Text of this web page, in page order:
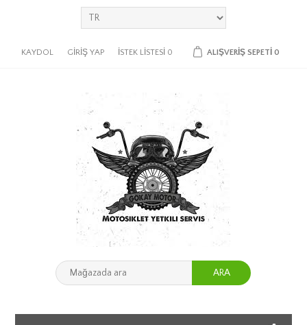
KAYDOL GIRIŞ YAP İSTEK LISTESI 0 ALIŞVERIŞ SEPETI 0
ARA